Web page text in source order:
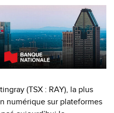
(TSX : RAY), la plus
numérique sur plateformes